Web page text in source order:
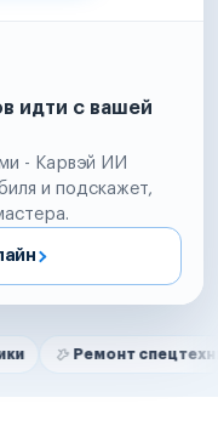
идти с вашей
- Карвэй ИИ
и подскажет,
спецтехники